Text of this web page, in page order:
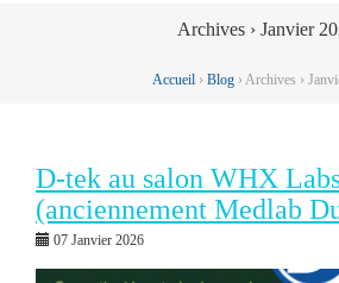
Archives › Janvier
Accueil › Blog › Archives ›
D-tek au salon WHX
(anciennement Medlab
07 Janvier 2026